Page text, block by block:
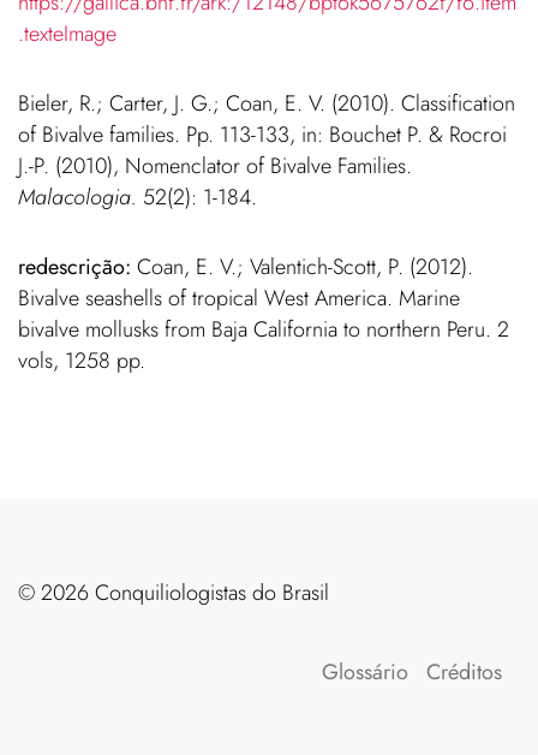
.texteImage
Bieler, R.; Carter, J. G.; Coan, E. V. (2010). Classification
of Bivalve families. Pp. 113-133, in: Bouchet P. & Rocroi
J.-P. (2010), Nomenclator of Bivalve Families.
Malacologia. 52(2): 1-184.
redescrição: Coan, E. V.; Valentich-Scott, P. (2012).
Bivalve seashells of tropical West America. Marine
bivalve mollusks from Baja California to northern Peru. 2
vols, 1258 pp.
©️ 2026 Conquiliologistas do Brasil
Glossário Créditos